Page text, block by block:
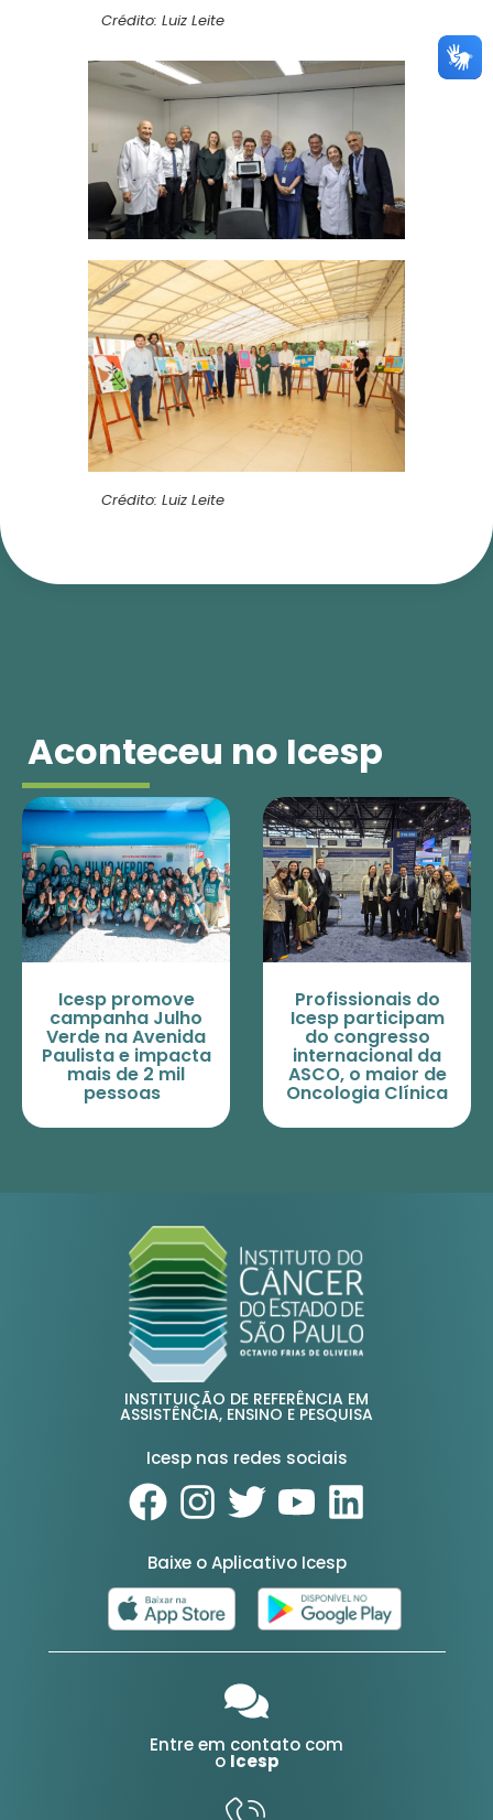
Crédito: Luiz Leite
Crédito: Luiz Leite
Aconteceu no Icesp
Icesp promove
campanha Julho
Verde na Avenida
Paulista e impacta
mais de 2 mil
pessoas
Profissionais do
Icesp participam
do congresso
internacional da
ASCO, o maior de
Oncologia Clínica
INSTITUIÇÃO DE REFERÊNCIA EM
ASSISTÊNCIA, ENSINO E PESQUISA
Icesp nas redes sociais
Baixe o Aplicativo Icesp
Entre em contato com
o Icesp